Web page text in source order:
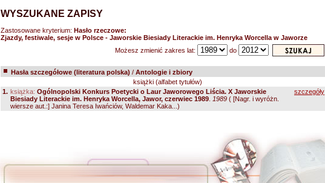
WYSZUKANE ZAPISY
Zastosowane kryterium: Hasło rzeczowe:
Zjazdy, festiwale, sesje w Polsce - Jaworskie Biesiady Literackie im. Henryka Worcella w Jaworze
Możesz zmienić zakres lat:
do
Hasła szczegółowe (literatura polska) / Antologie i zbiory
książki (alfabet tytułów)
1. książka: Ogólnopolski Konkurs Poetycki o Laur Jaworowego Liścia. X Jaworskie
Biesiady Literackie im. Henryka Worcella, Jawor, czerwiec 1989 1989 ( [Nagr. i wyróżn.
wiersze aut.:] Janina Teresa Iwańciów, Waldemar Kaka...)
szczegóły